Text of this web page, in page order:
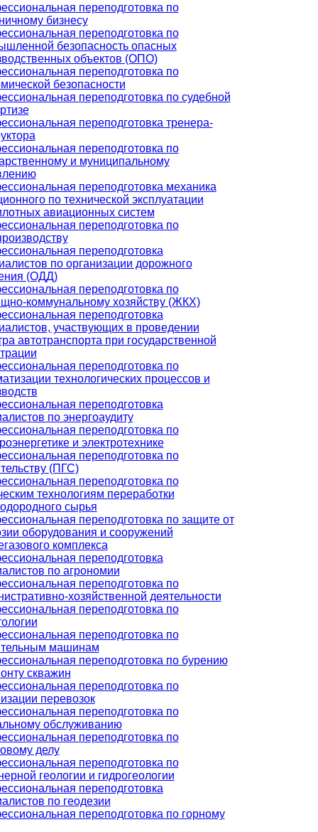
переподготовка по
бизнесу
переподготовка по
безопасность опасных
объектов (ОПО)
переподготовка по
безопасности
переподготовка по судебной
переподготовка тренера-
переподготовка по
и муниципальному
переподготовка механика
по технической эксплуатации
авиационных систем
переподготовка по
переподготовка
по организации дорожного
(ОДД)
переподготовка по
коммунальному хозяйству (ЖКХ)
переподготовка
участвующих в проведении
автотранспорта при государственной
переподготовка по
технологических процессов и
переподготовка
по энергоаудиту
переподготовка по
и электротехнике
переподготовка по
(ПГС)
переподготовка по
технологиям переработки
сырья
переподготовка по защите от
оборудования и сооружений
комплекса
переподготовка
по агрономии
переподготовка по
хозяйственной деятельности
переподготовка по
переподготовка по
машинам
переподготовка по бурению
скважин
переподготовка по
перевозок
переподготовка по
обслуживанию
переподготовка по
делу
переподготовка по
геологии и гидрогеологии
переподготовка
по геодезии
переподготовка по горному